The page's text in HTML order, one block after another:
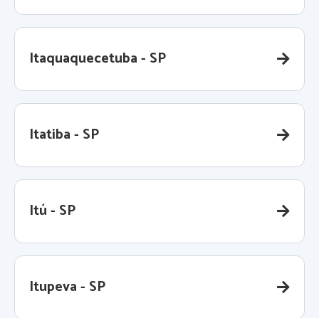
Itaquaquecetuba - SP
Itatiba - SP
Itú - SP
Itupeva - SP